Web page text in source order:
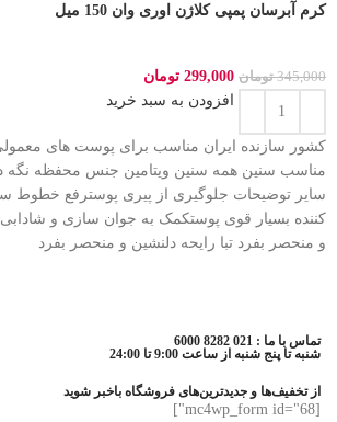
کرم آبرسان پمپی کلاژن اوری وان 150 میل
345,000 تومان 299,000 تومان
افزودن به سبد خرید
مناسب سنین همه سنین ویتامین جنس محفظه نگه
سایر توضیحات جلوگیری از پیری پوسترفع
کننده بسیار قوی پوستکمک به جوان سازی و شادابی
و منحصر بفرد تبا رایحه دلنشین و منحصر بفرد
تماس با ما : 021 8282 6000
شنبه تا پنج شنبه از ساعت 9:00 تا 24:00
از تخفیف‌ها و جدیدترین‌های فروشگاه باخبر شوید
[mc4wp_form id="68"]